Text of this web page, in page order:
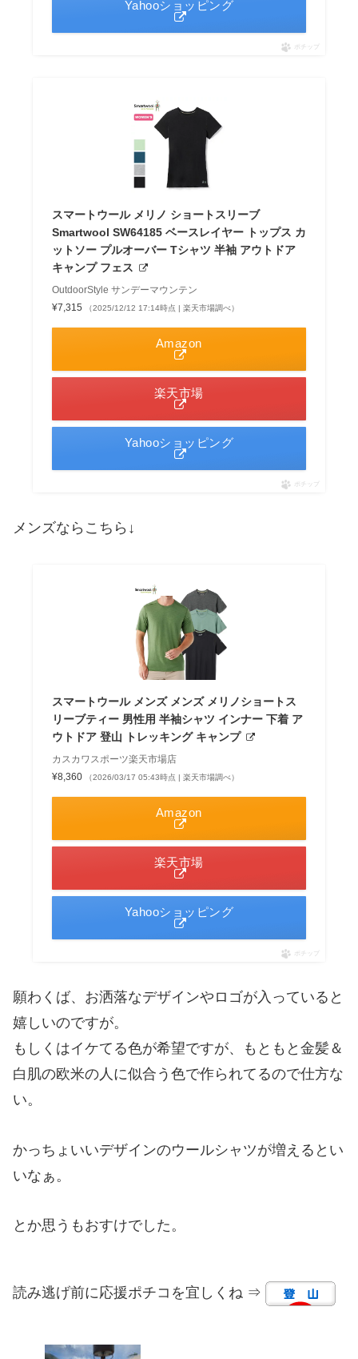
Yahooショッピング
ポチップ
スマートウール メリノ ショートスリーブ
Smartwool SW64185 ベースレイヤー トップス カ
ットソー プルオーバー Tシャツ 半袖 アウトドア
キャンプ フェス
OutdoorStyle サンデーマウンテン
¥7,315
（2025/12/12 17:14時点 | 楽天市場調べ）
Amazon
楽天市場
Yahooショッピング
ポチップ
メンズならこちら↓
スマートウール メンズ メンズ メリノショートス
リーブティー 男性用 半袖シャツ インナー 下着 ア
ウトドア 登山 トレッキング キャンプ
カスカワスポーツ楽天市場店
¥8,360
（2026/03/17 05:43時点 | 楽天市場調べ）
Amazon
楽天市場
Yahooショッピング
ポチップ
願わくば、お洒落なデザインやロゴが入っていると
嬉しいのですが。
もしくはイケてる色が希望ですが、もともと金髪＆
白肌の欧米の人に似合う色で作られてるので仕方な
い。
かっちょいいデザインのウールシャツが増えるとい
いなぁ。
とか思うもおすけでした。
読み逃げ前に応援ポチコを宜しくね ⇒